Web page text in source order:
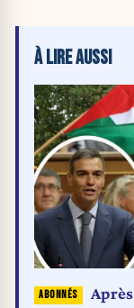
À LIRE AUSSI